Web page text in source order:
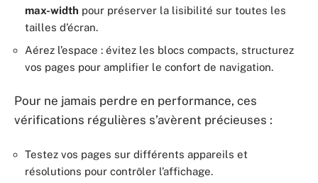
max-width pour préserver la lisibilité sur toutes les
tailles d’écran.
Aérez l’espace : évitez les blocs compacts, structurez
vos pages pour amplifier le confort de navigation.
Pour ne jamais perdre en performance, ces
vérifications régulières s’avèrent précieuses :
Testez vos pages sur différents appareils et
résolutions pour contrôler l’affichage.